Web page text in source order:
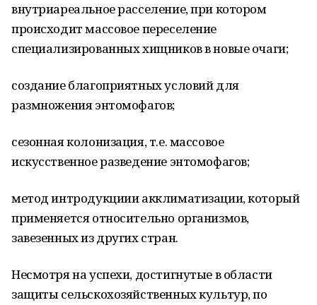
внутриареальное расселение, при котором
происходит массовое переселение
специализированных хищников в новые очаги;
создание благоприятных условий для
размножения энтомофагов;
сезонная колонизация, т.е. массовое
искусственное разведение энтомофагов;
метод интродукциии акклиматизации, который
применяется относительно организмов,
завезенных из других стран.
Несмотря на успехи, достигнутые в области
защиты сельскохозяйственных культур, по